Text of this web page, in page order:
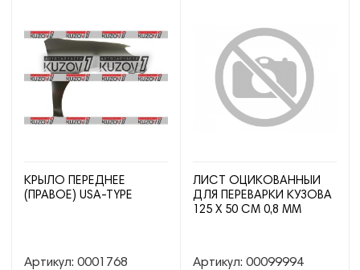
КРЫЛО ПЕРЕДНЕЕ
(ПРАВОЕ) USA-TYPE
Артикул: 0001768
ЛИСТ ОЦИКОВАННЫЙ
ДЛЯ ПЕРЕВАРКИ КУЗОВА
125 Х 50 СМ 0,8 ММ
Артикул: 00099994